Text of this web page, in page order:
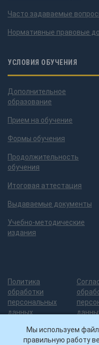
Часто задаваемые
Нормативные правовые
УСЛОВИЯ ОБУЧЕНИЯ
Дополнительное
образование
Прием на обучение
Формы обучения
Продолжительность
обучения
Итоговая аттестация
Выдаваемые документы
Учебно-методические
издания
Политика
обработки
персональных
данных
Мы используем
правильную работу